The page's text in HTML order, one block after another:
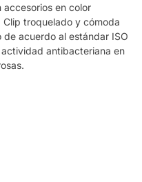
accesorios en color
troquelado y cómoda
acuerdo al estándar ISO
antibacteriana en